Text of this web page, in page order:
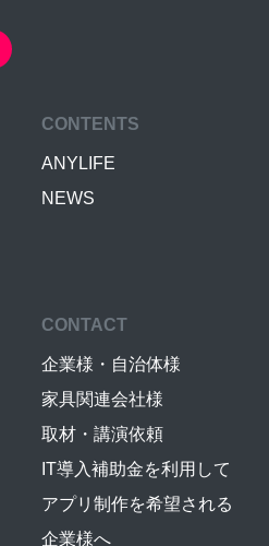
CONTENTS
ANYLIFE
NEWS
CONTACT
企業様・自治体様
家具関連会社様
取材・講演依頼
IT導入補助金を利用して
アプリ制作を希望される
企業様へ